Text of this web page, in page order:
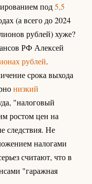
под5,5
(а всего до 2024
рублей) хуже?
РФ Алексей
рублей.
срока выхода
низкий
"налоговый
ростом цен на
следствия. Не
налогами
считают, что в
"гаражная